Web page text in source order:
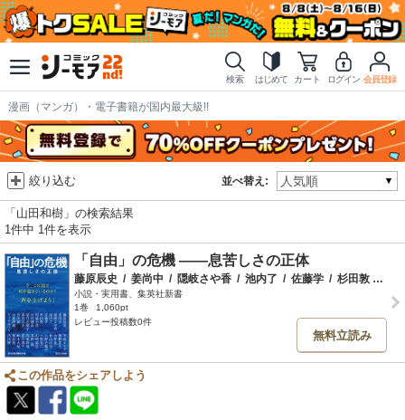
検索 はじめて カート ログイン 会員登録
漫画（マンガ）・電子書籍が国内最大級!!
並べ替え:
絞り込む
「山田和樹」の検索結果
1件中 1件を表示
「自由」の危機 ――息苦しさの正体
藤原辰史 / 姜尚中 / 隠岐さや香 / 池内了 / 佐藤学 / 杉田敦 / 阿
小説・実用書、集英社新書
1巻
1,060pt
レビュー投稿数0件
無料立読み
この作品をシェアしよう